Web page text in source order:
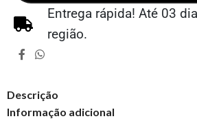
Entrega rápida! Até 03
região.
Descrição
Informação adicional